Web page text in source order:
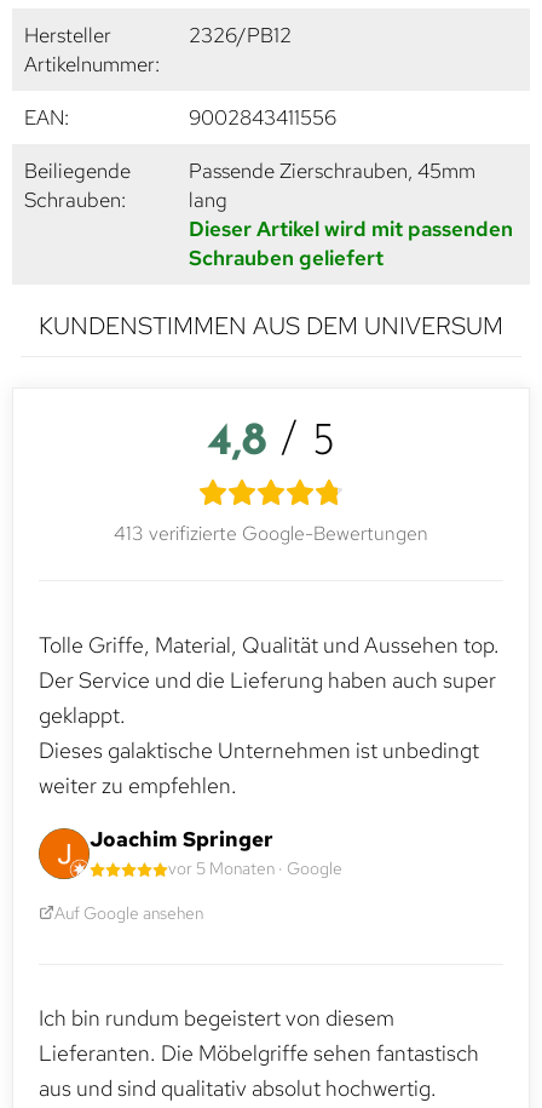
Hersteller
Artikelnummer:
2326/PB12
EAN:
9002843411556
Beiliegende
Schrauben:
Passende Zierschrauben, 45mm
lang
Dieser Artikel wird mit passenden
Schrauben geliefert
KUNDENSTIMMEN AUS DEM UNIVERSUM
4,8 / 5
413 verifizierte Google-Bewertungen
Tolle Griffe, Material, Qualität und Aussehen top.
Der Service und die Lieferung haben auch super
geklappt.
Dieses galaktische Unternehmen ist unbedingt
weiter zu empfehlen.
Joachim Springer
vor 5 Monaten · Google
Auf Google ansehen
Ich bin rundum begeistert von diesem
Lieferanten. Die Möbelgriffe sehen fantastisch
aus und sind qualitativ absolut hochwertig.